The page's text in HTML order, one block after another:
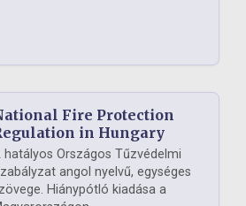
Fire Protection
in Hungary
hatályos Országos Tűzvédelmi
angol nyelvű, egységes
Hiánypótló kiadása a